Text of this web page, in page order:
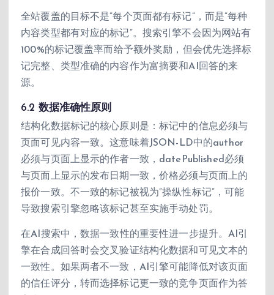
全站覆盖的目标不是”每个页面都有标记”，而是”每种
内容类型都有对应的标记”。搜索引擎不会因为网站有
100%的标记覆盖率而给予额外奖励，但会优先选择标
记完整、类型准确的内容作为富摘要和AI回答的来
源。
6.2 数据准确性原则
结构化数据标记的核心原则是：标记中的信息必须与
页面可见内容一致。这意味着JSON-LD中的author
必须与页面上显示的作者一致，datePublished必须
与页面上显示的发布日期一致，价格必须与页面上的
报价一致。不一致的标记被视为”操纵性标记”，可能
导致搜索引擎忽略该标记甚至实施手动处罚。
在AI搜索中，数据一致性的重要性进一步提升。AI引
擎在合成回答时会交叉验证结构化数据和可见文本的
一致性。如果两者不一致，AI引擎可能降低对该页面
的信任评分，转而选择标记更一致的竞争页面作为答